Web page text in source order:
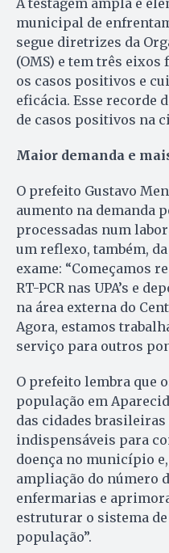
municipal de
segue diretrizes da
(OMS) e tem três
os casos positivos e
eficácia. Esse recorde
de casos positivos na
Maior demanda e
O prefeito Gustavo
aumento na demanda
processadas num
um reflexo, também,
exame: “Começamos
RT-PCR nas UPA’s e
na área externa do
Agora, estamos
serviço para outros
O prefeito lembra que
população em
das cidades brasileiras
indispensáveis para
doença no município
ampliação do número
enfermarias e
estruturar o sistema
população”.